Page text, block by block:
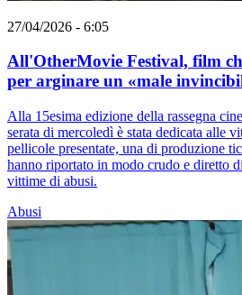
27/04/2026 - 6:05
All'OtherMovie Festival, film
per arginare un «male
Alla 15esima edizione della rassegna
serata di mercoledì è stata dedicata alle
pellicole presentate, una di produzione
hanno riportato in modo crudo e diretto
vittime di abusi.
Abusi